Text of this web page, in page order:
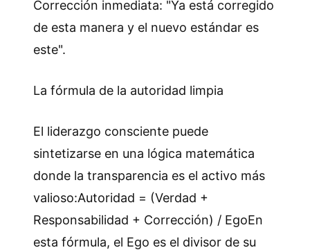
Corrección inmediata: "Ya está corregido
de esta manera y el nuevo estándar es
este".
La fórmula de la autoridad limpia
El liderazgo consciente puede
sintetizarse en una lógica matemática
donde la transparencia es el activo más
valioso:Autoridad = (Verdad +
Responsabilidad + Corrección) / EgoEn
esta fórmula, el Ego es el divisor de su